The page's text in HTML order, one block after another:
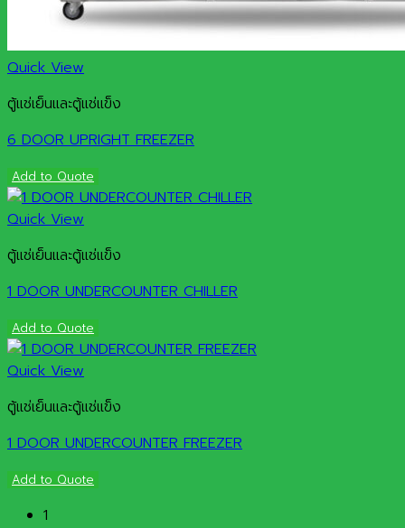
Quick View
ตู้แช่เย็นและตู้แช่แข็ง
6 DOOR UPRIGHT FREEZER
Add to Quote
Quick View
ตู้แช่เย็นและตู้แช่แข็ง
1 DOOR UNDERCOUNTER CHILLER
Add to Quote
Quick View
ตู้แช่เย็นและตู้แช่แข็ง
1 DOOR UNDERCOUNTER FREEZER
Add to Quote
1